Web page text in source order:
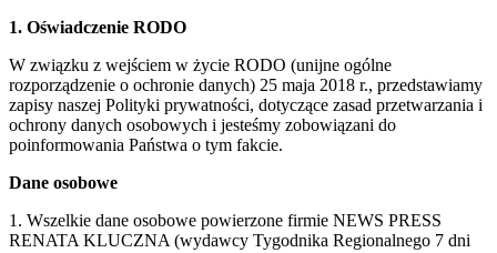
1. Oświadczenie RODO
W związku z wejściem w życie RODO (unijne ogólne
rozporządzenie o ochronie danych) 25 maja 2018 r., przedstawiamy
zapisy naszej Polityki prywatności, dotyczące zasad przetwarzania i
ochrony danych osobowych i jesteśmy zobowiązani do
poinformowania Państwa o tym fakcie.
Dane osobowe
1. Wszelkie dane osobowe powierzone firmie NEWS PRESS
RENATA KLUCZNA (wydawcy Tygodnika Regionalnego 7 dni